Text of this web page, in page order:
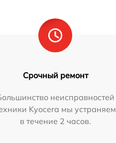
Срочный ремонт
неисправностей
Kyocera мы устраняем
в течение 2 часов.